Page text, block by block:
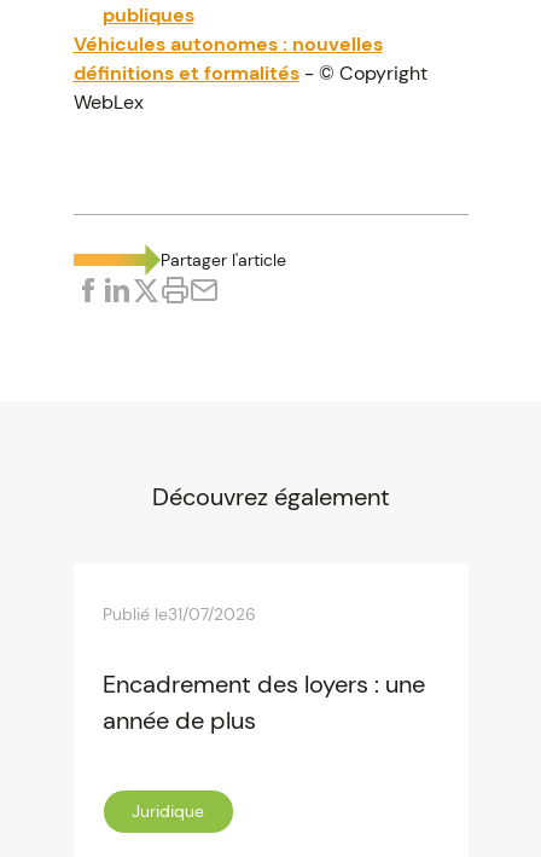
publiques
Véhicules autonomes : nouvelles
définitions et formalités- © Copyright
WebLex
Partager l'article
Découvrez également
Publié le31/07/2026
Encadrement des loyers : une
année de plus
Juridique